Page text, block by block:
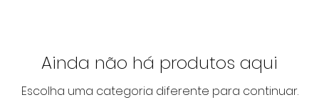
Ainda não há produtos aqui
Escolha uma categoria diferente para continuar.